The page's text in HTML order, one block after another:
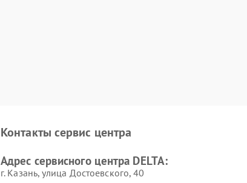
Контакты сервис центра
Адрес сервисного центра DELTA:
г. Казань, улица Достоевского, 40